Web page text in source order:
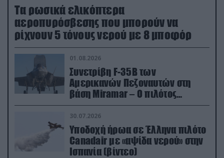
Τα ρωσικά ελικόπτερα
αεροπυρόσβεσης που μπορούν να
ρίχνουν 5 τόνους νερού με 8 μποφόρ
01.08.2026
Συνετρίβη F-35B των
Αμερικανών Πεζοναυτών στη
βάση Miramar – Ο πιλότος
εκτινάχθηκε εγκαίρως
30.07.2026
Υποδοχή ήρωα σε Έλληνα πιλότο
Canadair με «αψίδα νερού» στην
Ισπανία (βίντεο)